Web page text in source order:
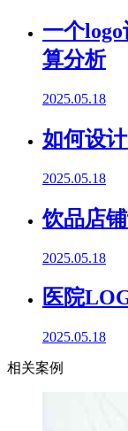
一个
算分析
2025.05.18
如何设
2025.05.18
饮品店
2025.05.18
医院
2025.05.18
相关案例